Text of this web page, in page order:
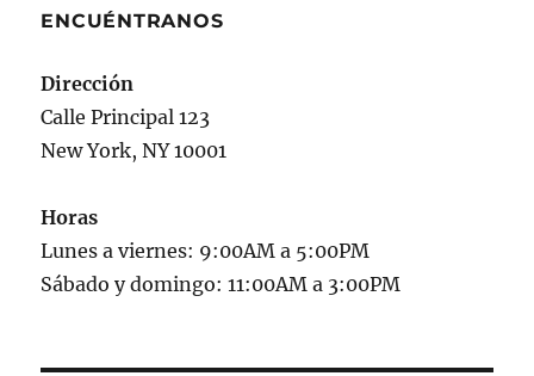
ENCUÉNTRANOS
Dirección
Calle Principal 123
New York, NY 10001
Horas
Lunes a viernes: 9:00AM a 5:00PM
Sábado y domingo: 11:00AM a 3:00PM